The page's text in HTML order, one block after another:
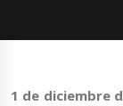
1 de diciembre